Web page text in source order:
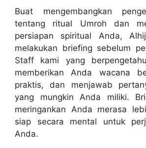
Buat mengembangkan
tentang ritual Umroh dan
persiapan spiritual Anda,
melakukan briefing sebelum
Staff kami yang
memberikan Anda wacana
praktis, dan menjawab
yang mungkin Anda miliki.
meringankan Anda merasa
siap secara mental untuk
Anda.